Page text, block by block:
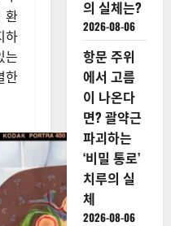
환
하
는
한
의 실체는?
2026-08-06
항문 주위
에서 고름
이 나온다
면? 괄약근
파괴하는
‘비밀 통로’
치루의 실
체
2026-08-06